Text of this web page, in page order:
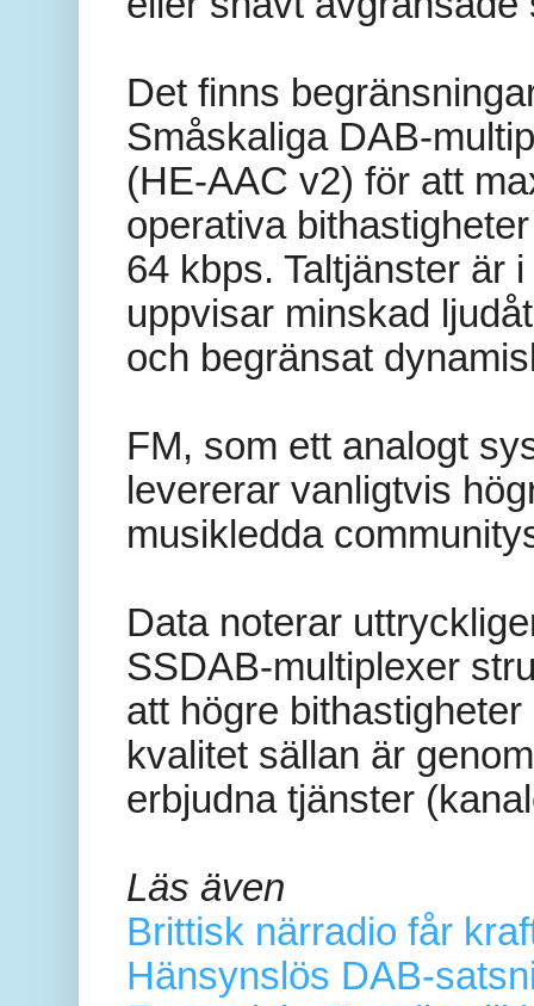
Det finns
Småskaliga DAB-
(HE-AAC v2) för att
operativa
64 kbps. Taltjänster är
uppvisar minskad
och begränsat
FM, som ett analogt
levererar vanligtvis
musikledda
Data noterar
SSDAB-multiplexer
att högre
kvalitet sällan är
erbjudna tjänster
Läs även
Brittisk närradio får
Hänsynslös DAB-